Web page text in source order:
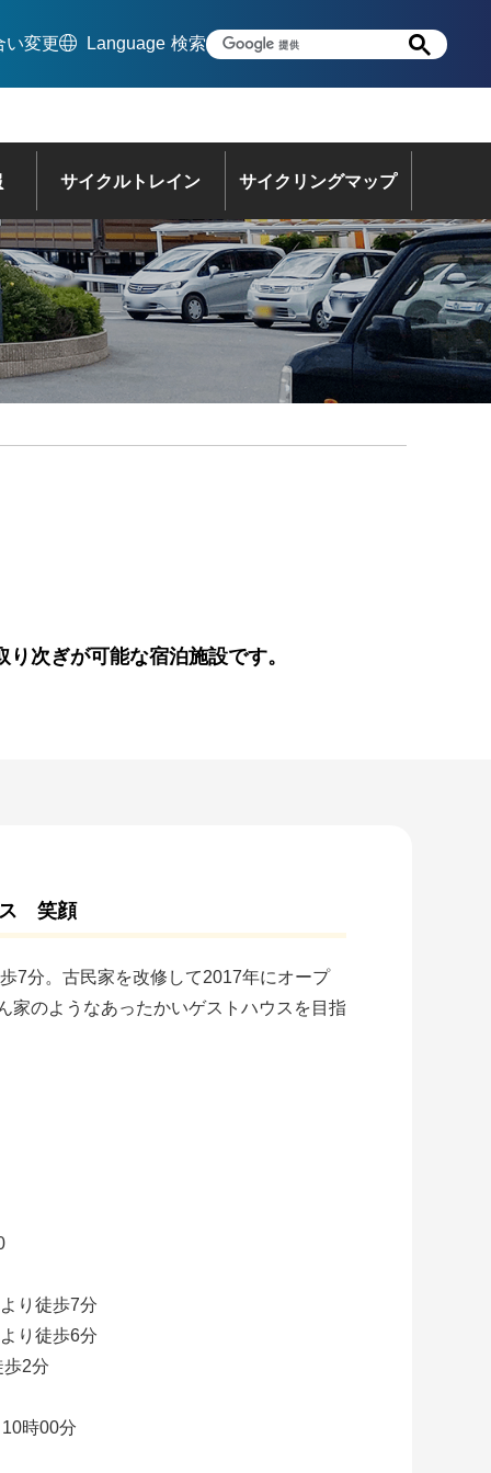
い変更 Language 検索
サイクルトレイン サイクリングマップ
次ぎが可能な宿泊施設です。
ス 笑顔
7分。古民家を改修して2017年にオープ
家のようなあったかいゲストハウスを目指
り徒歩7分
り徒歩6分
2分
時00分